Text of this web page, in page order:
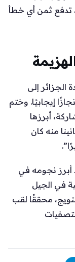
تدفع ثمن أي خطأ
الجزائر إلى
إيجابيًا. وختم
أبرزها
منه كان
أبرز نجومه في
في الجيل
محققًا لقب